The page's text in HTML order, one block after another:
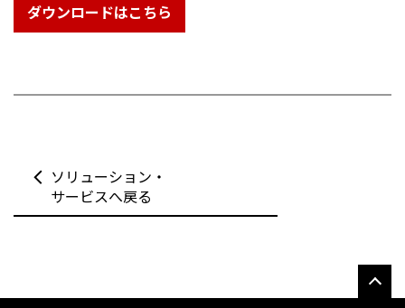
ダウンロードはこちら
ソリューション・
サービスへ戻る